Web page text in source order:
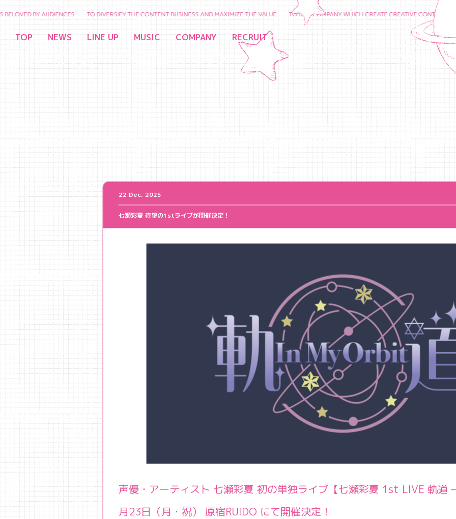
BY AUDIENCES TO DIVERSIFY THE CONTENT BUSINESS AND MAXIMIZE THE VALUE TO BE A COMPANY WHICH CREATE CREATIVE CONTENTS AND
TOP NEWS LINE UP MUSIC COMPANY RECRUIT
22 Dec. 2025
七瀬彩夏 待望の1stライブが開催決定！
声優・アーティスト 七瀬彩夏 初の単独ライブ【七瀬彩夏 1st LIVE 軌
月23日（月・祝） 原宿RUIDO にて開催決定！